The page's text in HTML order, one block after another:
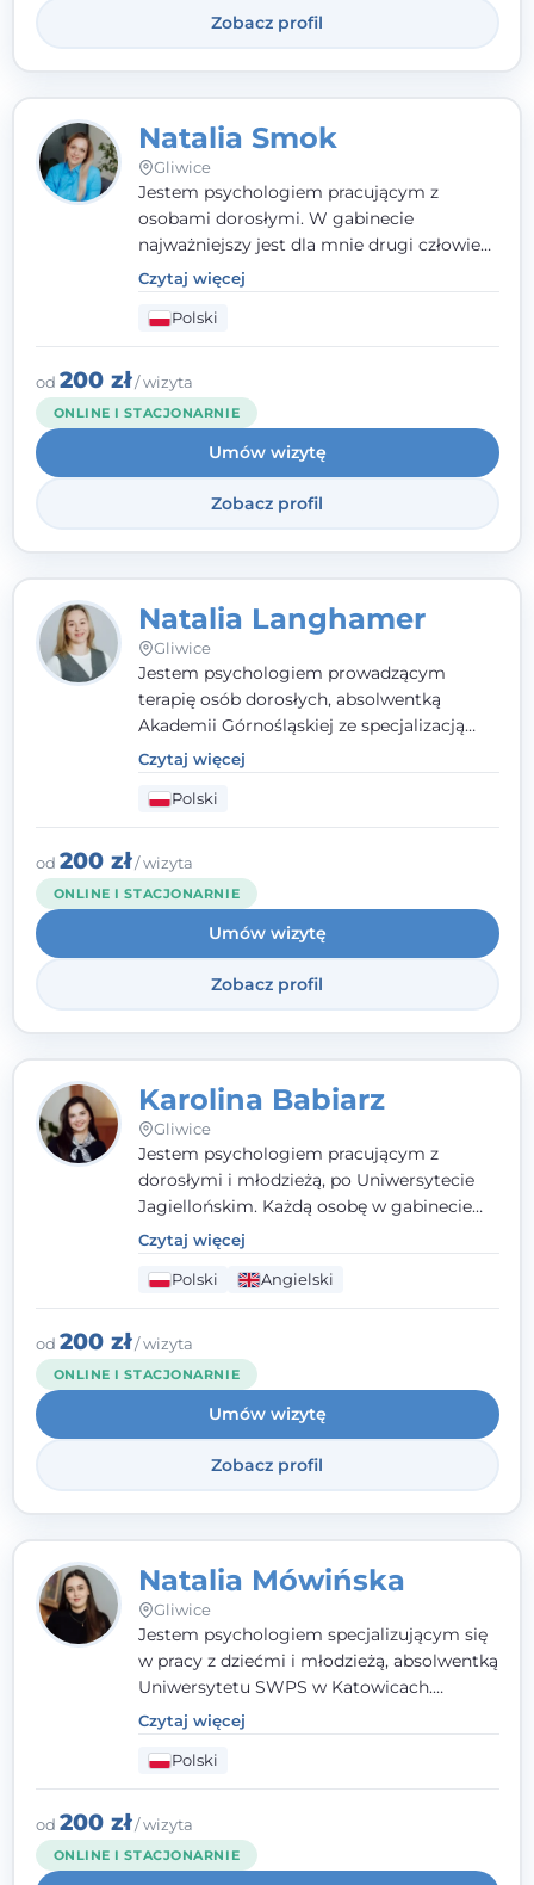
Zobacz profil
Natalia Smok
Gliwice
Jestem psychologiem pracującym z
osobami dorosłymi. W gabinecie
najważniejszy jest dla mnie drugi człowiek
- wierzę, że empatia, autentyczność i pełne
zaangażowanie tworzą bezpieczną
przestrzeń, będącą podstawą pracy nad
zmianą. W praktyce korzystam m.in. z
narzędzi Racjonalnej Terapii Zachowania.
Czytaj więcej
Polski
od 200 zł/ wizyta
ONLINE I STACJONARNIE
Umów wizytę
Zobacz profil
Natalia Langhamer
Gliwice
Jestem psychologiem prowadzącym
terapię osób dorosłych, absolwentką
Akademii Górnośląskiej ze specjalizacją
kliniczną. Oferuję konsultacje
psychologiczne i pierwszą pomoc
psychologiczną w kryzysie, przewlekłym
stresie czy obniżonym nastroju. Każde
spotkanie traktuję z szacunkiem,
uważnością i w atmosferze zaufania.
Czytaj więcej
Polski
od 200 zł/ wizyta
ONLINE I STACJONARNIE
Umów wizytę
Zobacz profil
Karolina Babiarz
Gliwice
Jestem psychologiem pracującym z
dorosłymi i młodzieżą, po Uniwersytecie
Jagiellońskim. Każdą osobę w gabinecie
traktuję jak osobną historię, którą poznaję,
budując relację opartą na zaufaniu i
empatii. Przyjmuję w Poradni Teraply.pl w
Gliwicach oraz online, po polsku i po
angielsku.
Czytaj więcej
Polski Angielski
od 200 zł/ wizyta
ONLINE I STACJONARNIE
Umów wizytę
Zobacz profil
Natalia Mówińska
Gliwice
Jestem psychologiem specjalizującym się
w pracy z dziećmi i młodzieżą, absolwentką
Uniwersytetu SWPS w Katowicach.
Prowadzę konsultacje oraz terapię
nastawioną na potrzeby dziecka i jego
rodziny. Najważniejsze jest dla mnie
stworzenie bezpiecznego miejsca, w
którym dziecko czuje się zauważone i
zrozumiane.
Czytaj więcej
Polski
od 200 zł/ wizyta
ONLINE I STACJONARNIE